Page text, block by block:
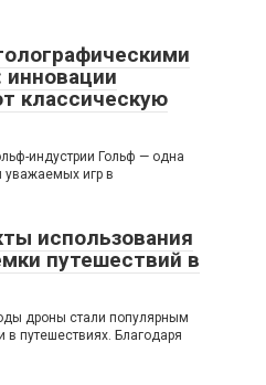
инновации
классическую
индустрии Гольф — одна
уважаемых игр в
использования
путешествий в
дроны стали популярным
путешествиях. Благодаря